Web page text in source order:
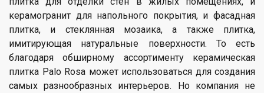
керамогранит для напольного покрытия, и фасадная
плитка, и стеклянная мозаика, а также плитка,
имитирующая натуральные поверхности. То есть
благодаря обширному ассортименту керамическая
плитка Palo Rosa может использоваться для создания
самых разнообразных интерьеров. Но компания не